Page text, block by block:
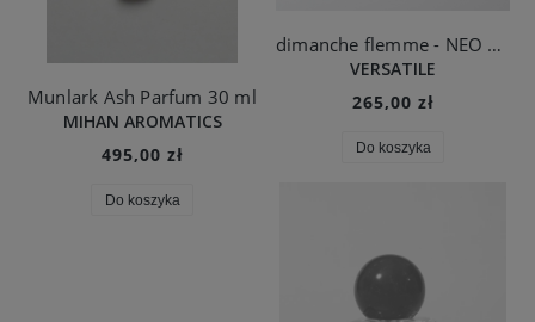
Munlark Ash Parfum 30 ml
MIHAN AROMATICS
495,00 zł
Do koszyka
dimanche flemme - NEO MUSK
VERSATILE
265,00 zł
Do koszyka